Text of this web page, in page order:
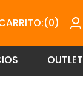
(0)
OUTLET